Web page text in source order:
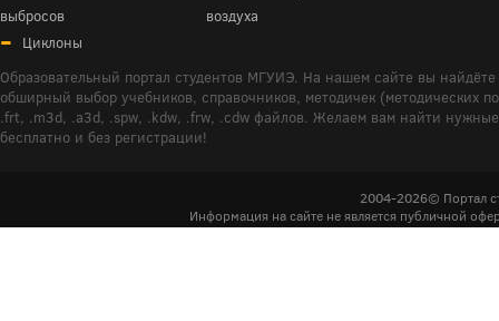
выбросов
воздуха
Циклоны
Образовательный портал студентов МГУИЭ. На нашем сайте вы
обширный выбор учебников, справочников, методичек (методических
.frt, .m3d, .a3d, .spw, .kdw, .frw, .cdw файлов. Желаем вам найти
бесплатно и без регистрации!
2004-2026© Портал
Информация на сайте не является публичной